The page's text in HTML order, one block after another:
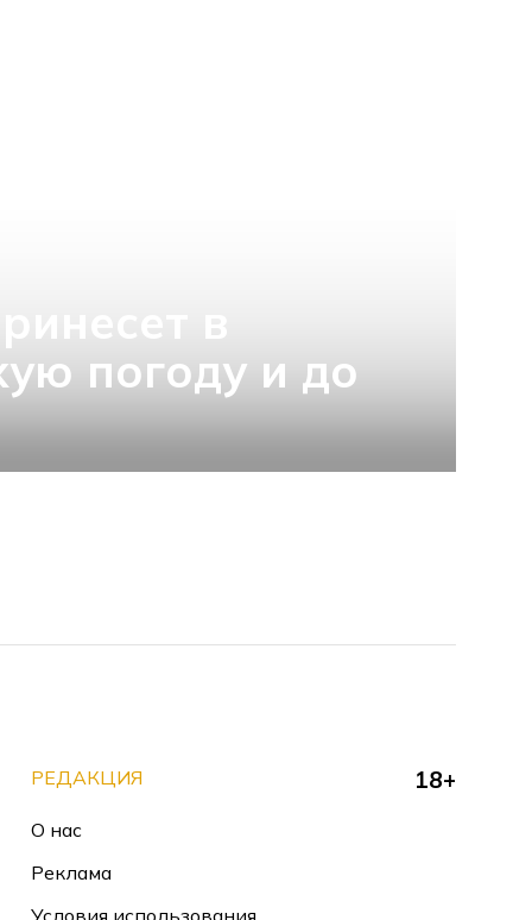
погоду и до
РЕДАКЦИЯ
О нас
Реклама
18+